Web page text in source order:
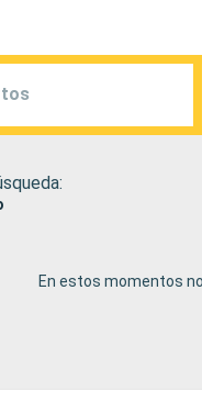
En estos momentos